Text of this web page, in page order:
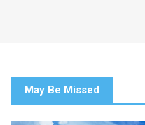
May Be Missed